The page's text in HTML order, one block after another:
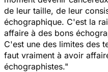
de leur taille, de leur
échographique. C'est la
affaire à des bons
C'est une des limites des
faut vraiment à avoir
échographistes."